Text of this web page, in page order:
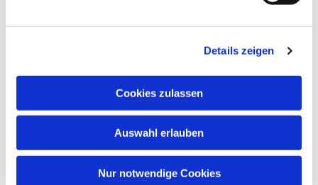
Details zeigen
Cookies zulassen
Auswahl erlauben
Nur notwendige Cookies
Dies könnte Sie auch
interessieren